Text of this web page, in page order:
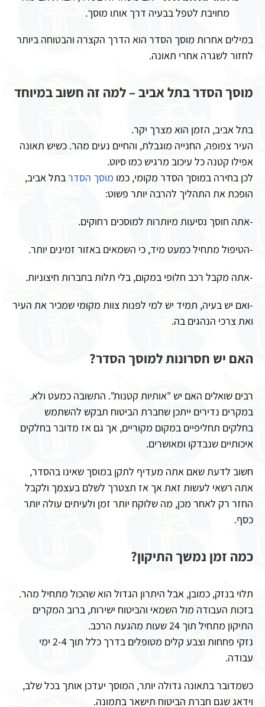
מחויבת לטפל בבעיה דרך אותו מוסך.
במילים אחרות מוסך הסדר הוא הדרך הקצרה והבטוחה ביותר
לחזור לשגרה אחרי תאונה.
מוסך הסדר בתל אביב – למה זה חשוב במיוחד
בתל אביב, הזמן הוא מצרך יקר.
העיר צפופה, החנייה מוגבלת, והחיים נעים מהר. כשיש תאונה
אפילו קטנה כל עיכוב מרגיש כמו סיוט.
לכן בחירה במוסך הסדר מקומי, כמו מוסך הסדרבתל אביב,
הופכת את התהליך להרבה יותר פשוט:
-אתה חוסך נסיעות מיותרות למוסכים רחוקים.
-הטיפול מתחיל כמעט מיד, כי השמאים באזור זמינים יותר.
-אתה מקבל רכב חלופי במקום, בלי תלות בחברות חיצוניות.
-ואם יש בעיה, תמיד יש למי לפנות צוות מקומי שמכיר את העיר
ואת צרכי הנהגים בה.
האם יש חסרונות למוסך הסדר?
רבים שואלים האם יש "אותיות קטנות". התשובה כמעט ולא.
במקרים נדירים ייתכן שחברת הביטוח תבקש להשתמש
בחלקים תחליפיים במקום מקוריים, אך גם אז מדובר בחלקים
איכותיים שנבדקו ומאושרים.
חשוב לדעת שאם אתה מעדיף לתקן במוסך שאינו בהסדר,
אתה רשאי לעשות זאת אך אז תצטרך לשלם בעצמך ולקבל
החזר רק לאחר מכן, מה שלוקח יותר זמן ולעיתים עולה יותר
כסף.
כמה זמן נמשך התיקון?
תלוי בנזק, כמובן, אבל היתרון הגדול הוא שהכול מתחיל מהר.
בזכות העבודה מול השמאי והביטוח ישירות, ברוב המקרים
התיקון מתחיל תוך 24 שעות מהגעת הרכב.
נזקי פחחות וצבע קלים מטופלים בדרך כלל תוך 2-4 ימי
עבודה.
כשמדובר בתאונה גדולה יותר, המוסך יעדכן אותך בכל שלב,
וידאג שגם חברת הביטוח תישאר בתמונה.